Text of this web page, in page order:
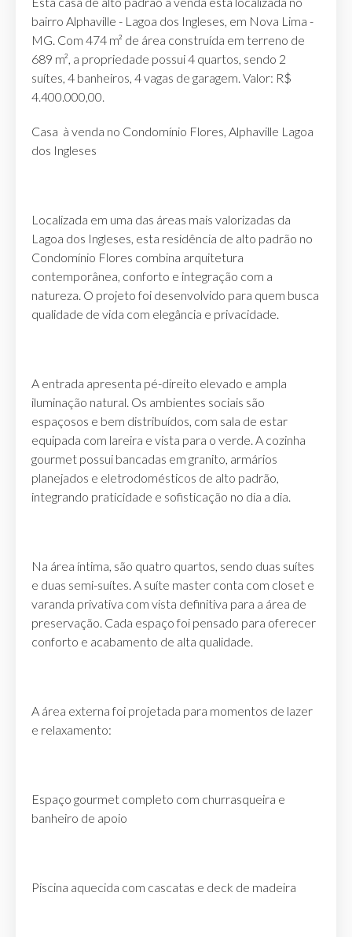
bairro Alphaville - Lagoa dos Ingleses, em Nova Lima -
MG. Com 474 m² de área construída em terreno de
689 m², a propriedade possui 4 quartos, sendo 2
suítes, 4 banheiros, 4 vagas de garagem. Valor: R$
4.400.000,00.
Casa à venda no Condomínio Flores, Alphaville Lagoa
dos Ingleses
Localizada em uma das áreas mais valorizadas da
Lagoa dos Ingleses, esta residência de alto padrão no
Condomínio Flores combina arquitetura
contemporânea, conforto e integração com a
natureza. O projeto foi desenvolvido para quem busca
qualidade de vida com elegância e privacidade.
A entrada apresenta pé-direito elevado e ampla
iluminação natural. Os ambientes sociais são
espaçosos e bem distribuídos, com sala de estar
equipada com lareira e vista para o verde. A cozinha
gourmet possui bancadas em granito, armários
planejados e eletrodomésticos de alto padrão,
integrando praticidade e sofisticação no dia a dia.
Na área íntima, são quatro quartos, sendo duas suítes
e duas semi-suítes. A suíte master conta com closet e
varanda privativa com vista definitiva para a área de
preservação. Cada espaço foi pensado para oferecer
conforto e acabamento de alta qualidade.
A área externa foi projetada para momentos de lazer
e relaxamento:
Espaço gourmet completo com churrasqueira e
banheiro de apoio
Piscina aquecida com cascatas e deck de madeira